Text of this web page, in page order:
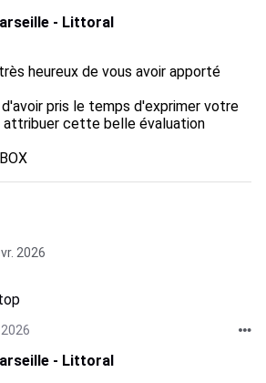
- Littoral
heureux de vous avoir apporté
d'avoir pris le temps d'exprimer votre
attribuer cette belle évaluation
2026
- Littoral